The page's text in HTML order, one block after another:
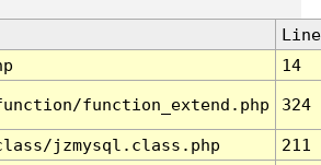
Line
14
function_extend.php 324
jzmysql.class.php
211